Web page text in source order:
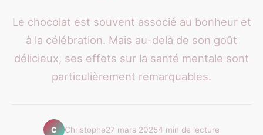
Le chocolat est souvent associé au bonheur et
à la célébration. Mais au-delà de son goût
délicieux, ses effets sur la santé mentale sont
particulièrement remarquables.
C Christophe27 mars 20254 min de lecture